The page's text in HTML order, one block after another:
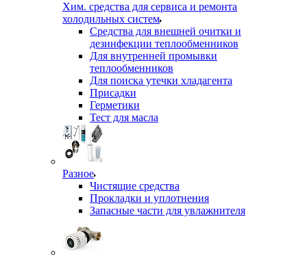
Хим. средства для сервиса и ремонта
холодильных систем
Средства для внешней очитки и
дезинфекции теплообменников
Для внутренней промывки
теплообменников
Для поиска утечки хладагента
Присадки
Герметики
Тест для масла
Разное
Чистящие средства
Прокладки и уплотнения
Запасные части для увлажнителя